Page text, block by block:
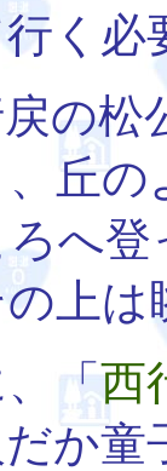
く必
の松
丘の
へ
上は
「西
だか